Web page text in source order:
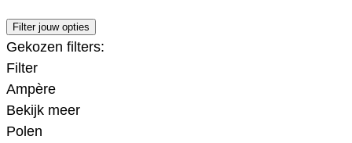
Filter jouw opties
Gekozen filters:
Filter
Ampère
Bekijk meer
Polen